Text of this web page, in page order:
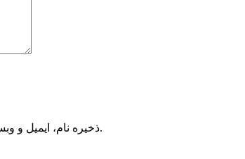
ذخیره نام، ایمیل و وبسایت من در مرورگر برای زمانی که دوباره دیدگاهی می‌نویسم.